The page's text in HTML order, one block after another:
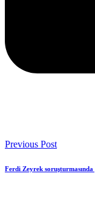
Previous Post
Ferdi Zeyrek soruşturmasında